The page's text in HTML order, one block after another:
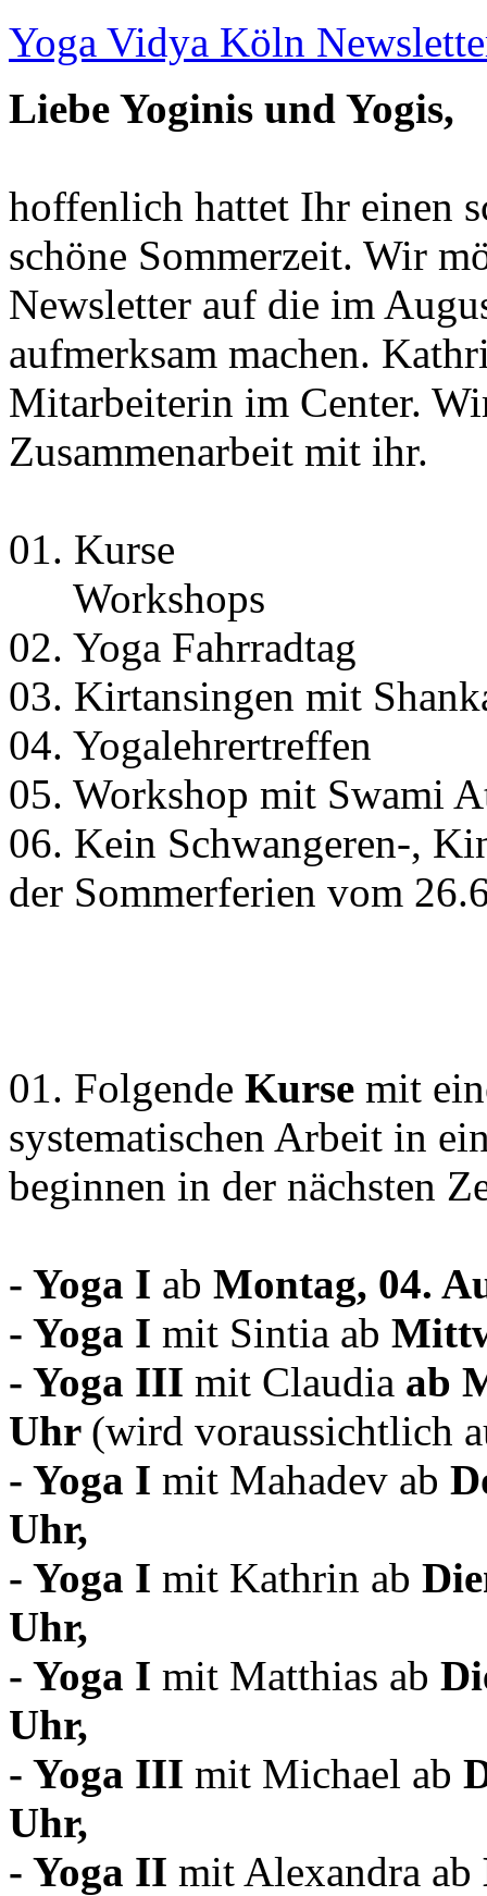
Yoga Vidya Köln
Liebe Yoginis und Yogis,
hoffenlich hattet Ihr einen
schöne Sommerzeit. Wir
Newsletter auf die im
aufmerksam machen.
Mitarbeiterin im Center.
Zusammenarbeit mit ihr.
01. Kurse
Workshops
02. Yoga Fahrradtag
03. Kirtansingen mit
04. Yogalehrertreffen
05. Workshop mit Swami
06. Kein Schwangeren-,
der Sommerferien vom
01. Folgende Kurse mit
systematischen Arbeit in
beginnen in der nächsten
- Yoga I ab Montag, 04.
- Yoga I mit Sintia ab
- Yoga III mit Claudia ab
Uhr (wird voraussichtlich
- Yoga I mit Mahadev ab
Uhr,
- Yoga I mit Kathrin ab
Uhr,
- Yoga I mit Matthias ab
Uhr,
- Yoga III mit Michael ab
Uhr,
- Yoga II mit Alexandra ab